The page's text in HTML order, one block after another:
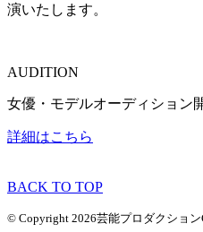
演いたします。
AUDITION
女優・モデルオーディション
詳細はこちら
BACK TO TOP
© Copyright 2026芸能プロダクション